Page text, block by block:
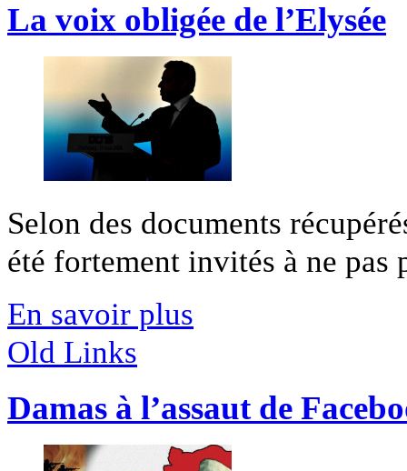
La voix obligée de l’Elysée
Selon des documents
été fortement invités à ne pas
En savoir plus
Old Links
Damas à l’assaut de